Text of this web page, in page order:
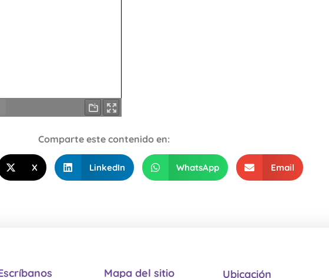
Comparte este contenido en:
X LinkedIn WhatsApp Email
Mapa del sitio Ubicación